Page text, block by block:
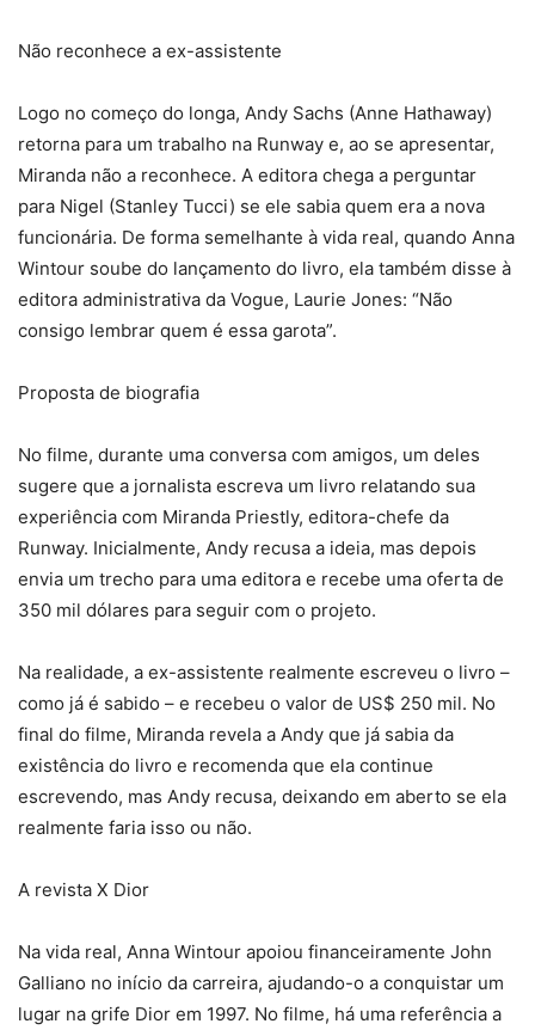
Não reconhece a ex-assistente
Logo no começo do longa, Andy Sachs (Anne Hathaway)
retorna para um trabalho na Runway e, ao se apresentar,
Miranda não a reconhece. A editora chega a perguntar
para Nigel (Stanley Tucci) se ele sabia quem era a nova
funcionária. De forma semelhante à vida real, quando Anna
Wintour soube do lançamento do livro, ela também disse à
editora administrativa da Vogue, Laurie Jones: “Não
consigo lembrar quem é essa garota”.
Proposta de biografia
No filme, durante uma conversa com amigos, um deles
sugere que a jornalista escreva um livro relatando sua
experiência com Miranda Priestly, editora-chefe da
Runway. Inicialmente, Andy recusa a ideia, mas depois
envia um trecho para uma editora e recebe uma oferta de
350 mil dólares para seguir com o projeto.
Na realidade, a ex-assistente realmente escreveu o livro –
como já é sabido – e recebeu o valor de US$ 250 mil. No
final do filme, Miranda revela a Andy que já sabia da
existência do livro e recomenda que ela continue
escrevendo, mas Andy recusa, deixando em aberto se ela
realmente faria isso ou não.
A revista X Dior
Na vida real, Anna Wintour apoiou financeiramente John
Galliano no início da carreira, ajudando-o a conquistar um
lugar na grife Dior em 1997. No filme, há uma referência a